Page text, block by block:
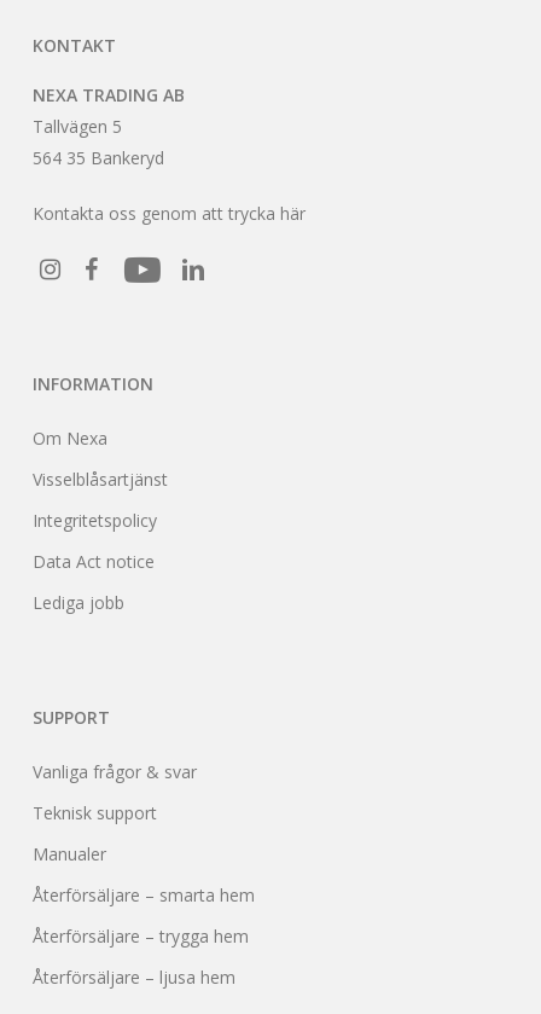
KONTAKT
NEXA TRADING AB
Tallvägen 5
564 35 Bankeryd
Kontakta oss genom att trycka här
INFORMATION
Om Nexa
Visselblåsartjänst
Integritetspolicy
Data Act notice
Lediga jobb
SUPPORT
Vanliga frågor & svar
Teknisk support
Manualer
Återförsäljare – smarta hem
Återförsäljare – trygga hem
Återförsäljare – ljusa hem